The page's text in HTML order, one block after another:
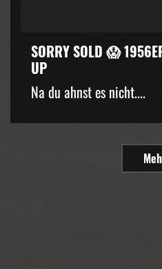
SORRY SOLD 😱
UP
Na du ahnst es nicht....